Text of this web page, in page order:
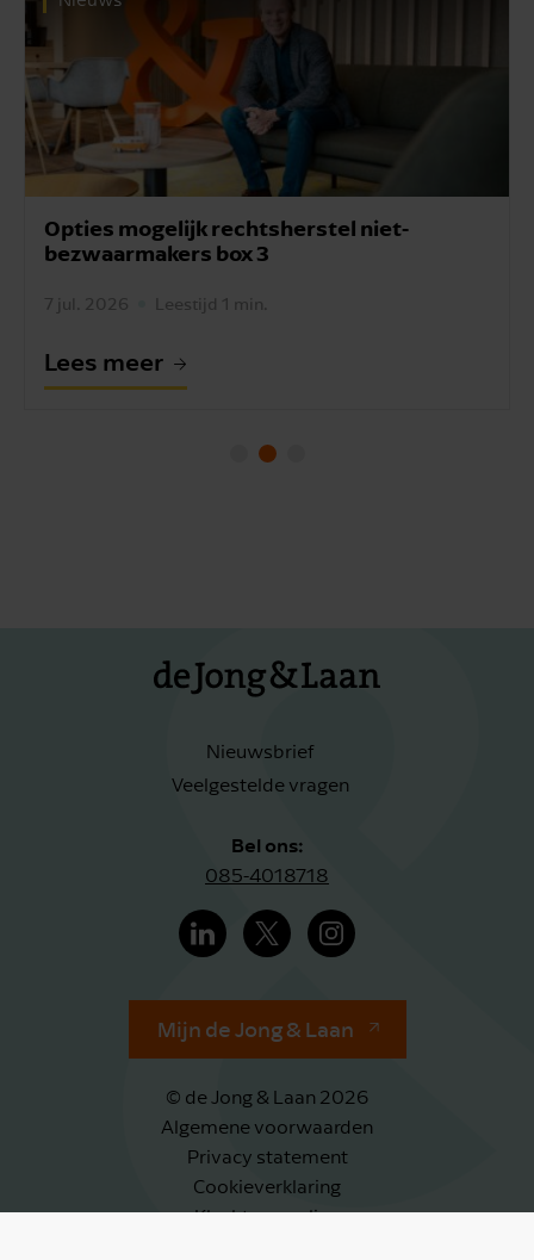
Opties mogelijk rechtsherstel niet-
bezwaarmakers box 3
7 jul. 2026 Leestijd 1 min.
Lees meer
Nieuwsbrief
Veelgestelde vragen
Bel ons:
085-4018718
Mijn de Jong & Laan
© de Jong & Laan 2026
Algemene voorwaarden
Privacy statement
Cookieverklaring
Klachtenregeling